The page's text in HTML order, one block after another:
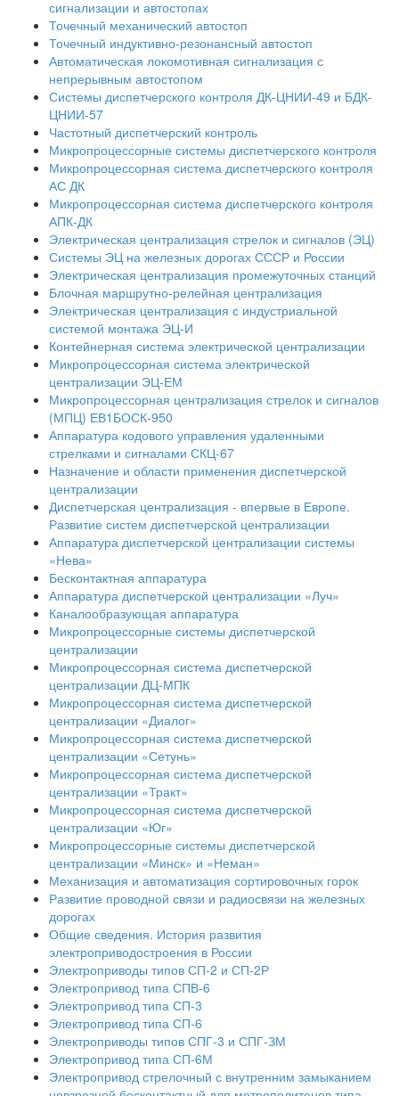
сигнализации и автостопах
Точечный механический автостоп
Точечный индуктивно-резонансный автостоп
Автоматическая локомотивная сигнализация с
непрерывным автостопом
Системы диспетчерского контроля ДК-ЦНИИ-49 и БДК-
ЦНИИ-57
Частотный диспетчерский контроль
Микропроцессорные системы диспетчерского контроля
Микропроцессорная система диспетчерского контроля
АС ДК
Микропроцессорная система диспетчерского контроля
АПК-ДК
Электрическая централизация стрелок и сигналов (ЭЦ)
Системы ЭЦ на железных дорогах СССР и России
Электрическая централизация промежуточных станций
Блочная маршрутно-релейная централизация
Электрическая централизация с индустриальной
системой монтажа ЭЦ-И
Контейнерная система электрической централизации
Микропроцессорная система электрической
централизации ЭЦ-ЕМ
Микропроцессорная централизация стрелок и сигналов
(МПЦ) ЕВ1БОСК-950
Аппаратура кодового управления удаленными
стрелками и сигналами СКЦ-67
Назначение и области применения диспетчерской
централизации
Диспетчерская централизация - впервые в Европе.
Развитие систем диспетчерской централизации
Аппаратура диспетчерской централизации системы
«Нева»
Бесконтактная аппаратура
Аппаратура диспетчерской централизации «Луч»
Каналообразующая аппаратура
Микропроцессорные системы диспетчерской
централизации
Микропроцессорная система диспетчерской
централизации ДЦ-МПК
Микропроцессорная система диспетчерской
централизации «Диалог»
Микропроцессорная система диспетчерской
централизации «Сетунь»
Микропроцессорная система диспетчерской
централизации «Тракт»
Микропроцессорная система диспетчерской
централизации «Юг»
Микропроцессорные системы диспетчерской
централизации «Минск» и «Неман»
Механизация и автоматизация сортировочных горок
Развитие проводной связи и радиосвязи на железных
дорогах
Общие сведения. История развития
электроприводостроения в России
Электроприводы типов СП-2 и СП-2Р
Электропривод типа СПВ-6
Электропривод типа СП-3
Электропривод типа СП-6
Электроприводы типов СПГ-3 и СПГ-ЗМ
Электропривод типа СП-6М
Электропривод стрелочный с внутренним замыканием